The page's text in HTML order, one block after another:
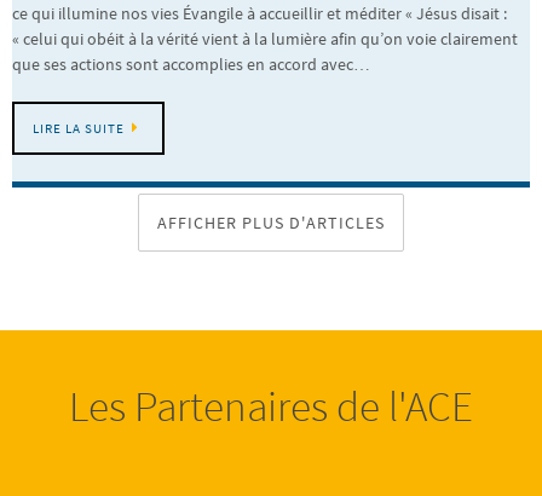
ce qui illumine nos vies Évangile à accueillir et méditer « Jésus disait :
« celui qui obéit à la vérité vient à la lumière afin qu’on voie clairement
que ses actions sont accomplies en accord avec…
LIRE LA SUITE
AFFICHER PLUS D'ARTICLES
Les Partenaires de l'ACE